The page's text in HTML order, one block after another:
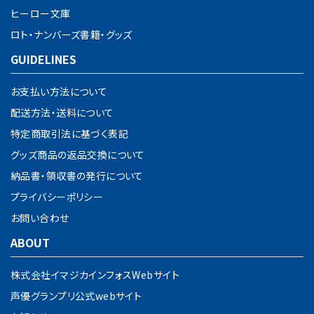
ヒーロー文庫
ロト・ナンバーズ書籍・グッズ
GUIDELINES
お支払い方法について
配送方法・送料について
特定商取引法に基づく表記
グッズ商品の返品交換について
納品書・領収書の発行について
プライバシーポリシー
お問い合わせ
ABOUT
株式会社イマジカインフォスWebサイト
声優グランプリ公式webサイト